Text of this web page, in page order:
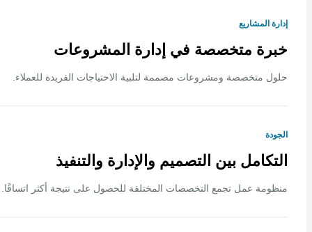
المشاريع
متخصصة في إدارة المشروعات
متخصصة ومشروعات مصممة لتلبية الاحتياجات الفريدة للعملاء.
بين التصميم والإدارة والتنفيذ
عمل تجمع التخصصات المختلفة للحصول على نتيجة أكثر اتساقًا.